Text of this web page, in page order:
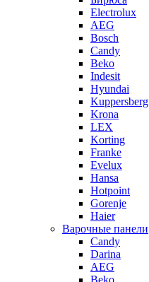
Electrolux
AEG
Bosch
Candy
Beko
Indesit
Hyundai
Kuppersberg
Krona
LEX
Korting
Franke
Evelux
Hansa
Hotpoint
Gorenje
Haier
Варочные панели
Candy
Darina
AEG